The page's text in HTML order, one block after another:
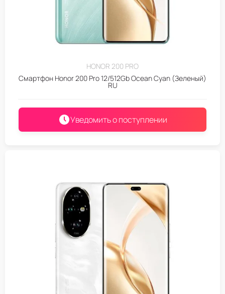
HONOR 200 PRO
Смартфон Honor 200 Pro 12/512Gb Ocean Cyan (Зеленый)
RU
Уведомить о поступлении